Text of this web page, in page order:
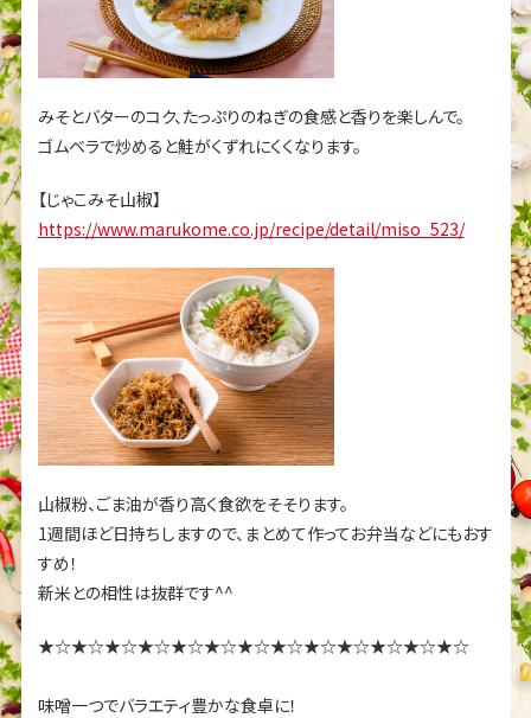
みそとバターのコク、たっぷりのねぎの食感と香りを楽しんで。
ゴムベラで炒めると鮭がくずれにくくなります。
【じゃこみそ山椒】
https://www.marukome.co.jp/recipe/detail/miso_523/
山椒粉、ごま油が香り高く食欲をそそります。
1週間ほど日持ちしますので、まとめて作ってお弁当などにもおす
すめ！
新米との相性は抜群です^^
★☆★☆★☆★☆★☆★☆★☆★☆★☆★☆★☆★☆★☆
味噌一つでバラエティ豊かな食卓に！